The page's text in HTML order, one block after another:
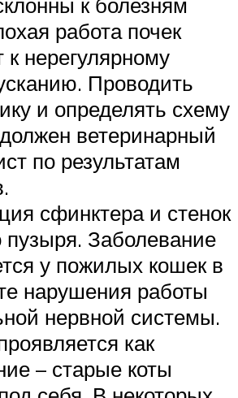
работа почек
к нерегулярному
Проводить
и определять схему
ветеринарный
по результатам
сфинктера и стенок
пузыря. Заболевание
у пожилых кошек в
нарушения работы
нервной системы.
как
– старые коты